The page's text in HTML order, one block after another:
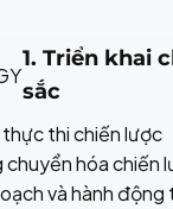
1. Triển khai
sắc
thi chiến lược
chuyển hóa chiến
và hành